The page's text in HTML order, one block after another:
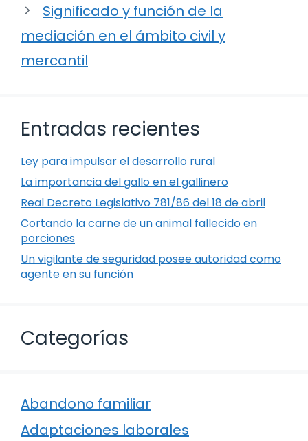
Significado y función de la
mediación en el ámbito civil y
mercantil
Entradas recientes
Ley para impulsar el desarrollo rural
La importancia del gallo en el gallinero
Real Decreto Legislativo 781/86 del 18 de abril
Cortando la carne de un animal fallecido en
porciones
Un vigilante de seguridad posee autoridad como
agente en su función
Categorías
Abandono familiar
Adaptaciones laborales